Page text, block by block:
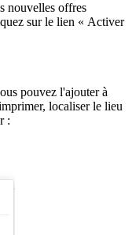
nouvelles offres
sur le lien « Activer
pouvez l'ajouter à
localiser le lieu
: